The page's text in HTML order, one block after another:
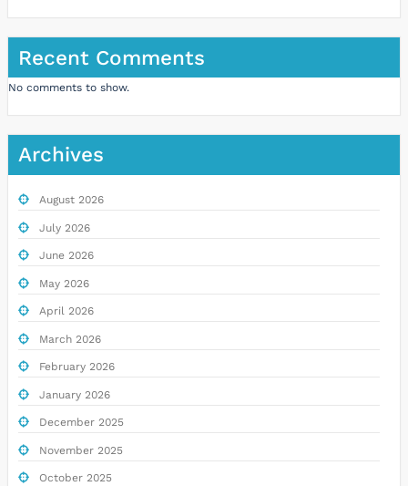
Recent Comments
No comments to show.
Archives
August 2026
July 2026
June 2026
May 2026
April 2026
March 2026
February 2026
January 2026
December 2025
November 2025
October 2025